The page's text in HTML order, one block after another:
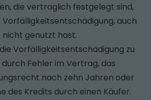
die vertraglich festgelegt sind,
Vorfälligkeitsentschädigung, auch
nicht genutzt hast.
Vorfälligkeitsentschädigung zu
durch Fehler im Vertrag, das
nach zehn Jahren oder
des Kredits durch einen Käufer.